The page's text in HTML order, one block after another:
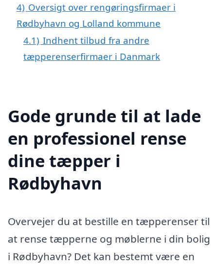
4) Oversigt over rengøringsfirmaer i
Rødbyhavn og Lolland kommune
4.1) Indhent tilbud fra andre
tæpperenserfirmaer i Danmark
Gode grunde til at lade
en professionel rense
dine tæpper i
Rødbyhavn
Overvejer du at bestille en tæpperenser til
at rense tæpperne og møblerne i din bolig
i Rødbyhavn? Det kan bestemt være en